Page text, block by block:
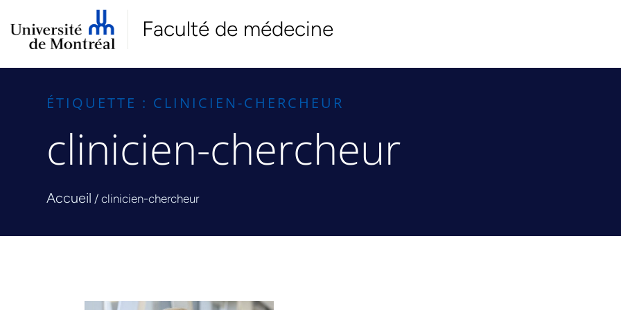
Faculté de médecine
ÉTIQUETTE : CLINICIEN-CHERCHEUR
clinicien-chercheur
Accueil /clinicien-chercheur